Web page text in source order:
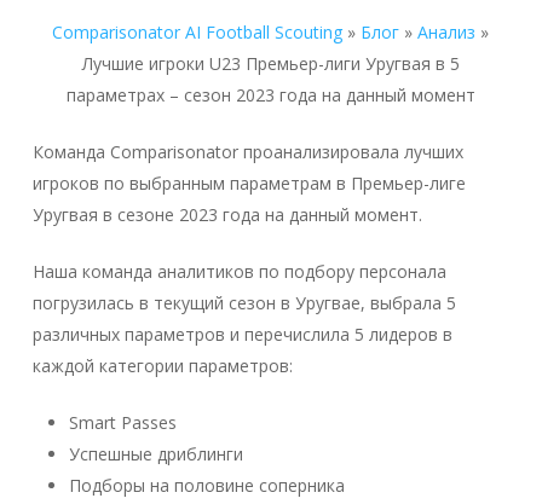
Comparisonator AI Football Scouting » Блог »Анализ »
Лучшие игроки U23 Премьер-лиги Уругвая в 5
параметрах – сезон 2023 года на данный момент
Команда Comparisonator проанализировала лучших
игроков по выбранным параметрам в Премьер-лиге
Уругвая в сезоне 2023 года на данный момент.
Наша команда аналитиков по подбору персонала
погрузилась в текущий сезон в Уругвае, выбрала 5
различных параметров и перечислила 5 лидеров в
каждой категории параметров:
Smart Passes
Успешные дриблинги
Подборы на половине соперника